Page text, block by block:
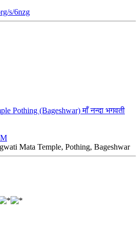
s/6nzg
Pothing (Bageshwar) माँ नन्दा भगवती
Mata Temple, Pothing, Bageshwar